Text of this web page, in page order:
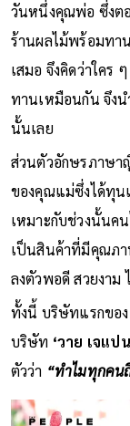
วันหนึ่งคุณพ่อ ซึ่งต
ร้านผลไม้พร้อมทา
เสมอ จึงคิดว่าใคร
ทานเหมือนกัน จึง
นั้นเลย
ส่วนตัวอักษรภาษ
ของคุณแม่ซึ่งได้ทุน
เหมาะกับช่วงนั้นค
เป็นสินค้าที่มีคุณภา
ลงตัวพอดี สวยงาม
ทั้งนี้ บริษัทแรกของ
บริษัท ‘วาย เจแป
ตัวว่า “ทำไมทุกคน